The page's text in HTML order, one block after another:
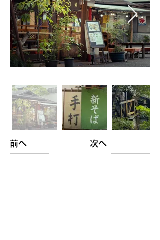
前へ 次へ